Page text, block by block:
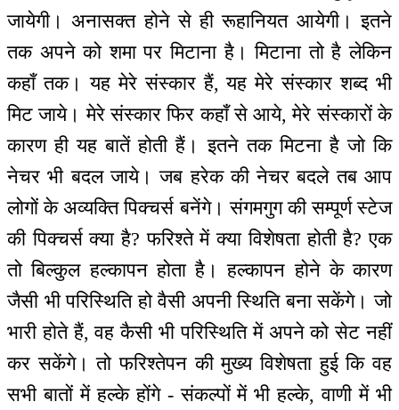
जायेगी। अनासक्त होने से ही रूहानियत आयेगी। इतने
तक अपने को शमा पर मिटाना है। मिटाना तो है लेकिन
कहाँ तक। यह मेरे संस्कार हैं, यह मेरे संस्कार शब्द भी
मिट जाये। मेरे संस्कार फिर कहाँ से आये, मेरे संस्कारों के
कारण ही यह बातें होती हैं। इतने तक मिटना है जो कि
नेचर भी बदल जाये। जब हरेक की नेचर बदले तब आप
लोगों के अव्यक्ति पिक्चर्स बनेंगे। संगमगुग की सम्पूर्ण स्टेज
की पिक्चर्स क्या है? फरिश्ते में क्या विशेषता होती है? एक
तो बिल्कुल हल्कापन होता है। हल्कापन होने के कारण
जैसी भी परिस्थिति हो वैसी अपनी स्थिति बना सकेंगे। जो
भारी होते हैं, वह कैसी भी परिस्थिति में अपने को सेट नहीं
कर सकेंगे। तो फरिश्तेपन की मुख्य विशेषता हुई कि वह
सभी बातों में हल्के होंगे - संकल्पों में भी हल्के, वाणी में भी